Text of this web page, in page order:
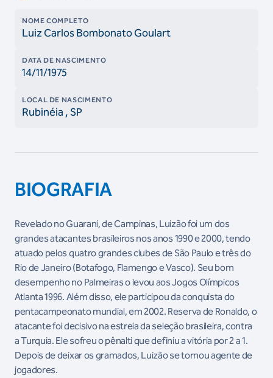
NOME COMPLETO
Luiz Carlos Bombonato Goulart
DATA DE NASCIMENTO
14/11/1975
LOCAL DE NASCIMENTO
Rubinéia , SP
BIOGRAFIA
Revelado no Guarani, de Campinas, Luizão foi um dos
grandes atacantes brasileiros nos anos 1990 e 2000, tendo
atuado pelos quatro grandes clubes de São Paulo e três do
Rio de Janeiro (Botafogo, Flamengo e Vasco). Seu bom
desempenho no Palmeiras o levou aos Jogos Olímpicos
Atlanta 1996. Além disso, ele participou da conquista do
pentacampeonato mundial, em 2002. Reserva de Ronaldo, o
atacante foi decisivo na estreia da seleção brasileira, contra
a Turquia. Ele sofreu o pênalti que definiu a vitória por 2 a 1.
Depois de deixar os gramados, Luizão se tornou agente de
jogadores.